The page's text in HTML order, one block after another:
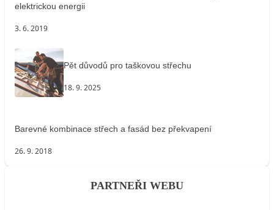
elektrickou energii
3. 6. 2019
Pět důvodů pro taškovou střechu
18. 9. 2025
Barevné kombinace střech a fasád bez překvapení
26. 9. 2018
PARTNEŘI WEBU